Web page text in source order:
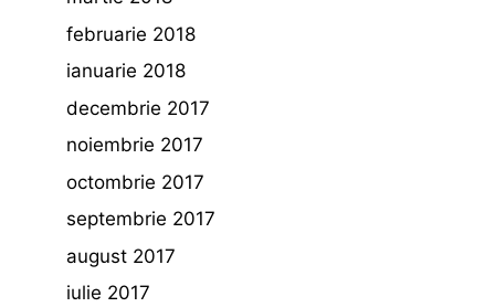
februarie 2018
ianuarie 2018
decembrie 2017
noiembrie 2017
octombrie 2017
septembrie 2017
august 2017
iulie 2017